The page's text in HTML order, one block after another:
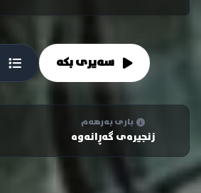
سەیری بکە
باری بەرهەم
زنجیرەی گەڕانەوە